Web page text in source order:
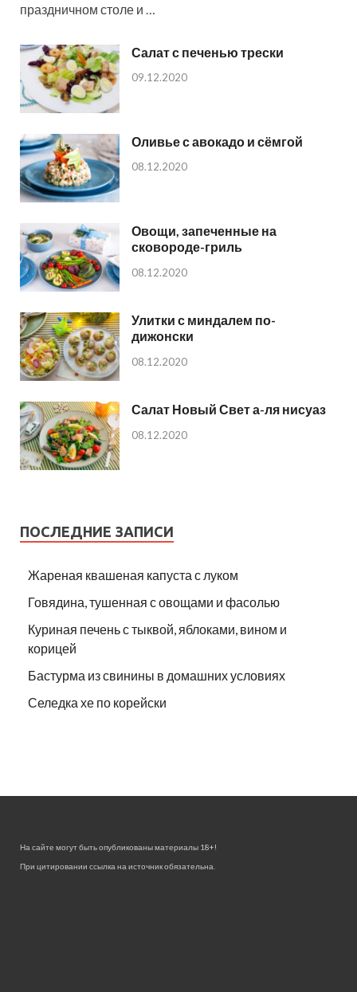
праздничном столе и …
Салат с печенью трески
09.12.2020
Оливье с авокадо и сёмгой
08.12.2020
Овощи, запеченные на
сковороде-гриль
08.12.2020
Улитки с миндалем по-
дижонски
08.12.2020
Салат Новый Свет а-ля нисуаз
08.12.2020
ПОСЛЕДНИЕ ЗАПИСИ
Жареная квашеная капуста с луком
Говядина, тушенная с овощами и фасолью
Куриная печень с тыквой, яблоками, вином и
корицей
Бастурма из свинины в домашних условиях
Селедка хе по корейски
На сайте могут быть опубликованы материалы 18+!
При цитировании ссылка на источник обязательна.